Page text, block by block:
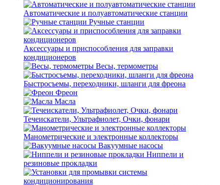
Автоматические и полуавтоматические станции
Ручные станции
Аксессуары и приспособления для заправки
кондиционеров
Весы, термометры
Быстросъемы, переходники, шланги для фреона
Фреон
Масла
Течеискатели, Ультрафиолет, Очки, фонари
Манометрические и электронные коллекторы
Вакуумные насосы
Ниппели и
резиновые прокладки